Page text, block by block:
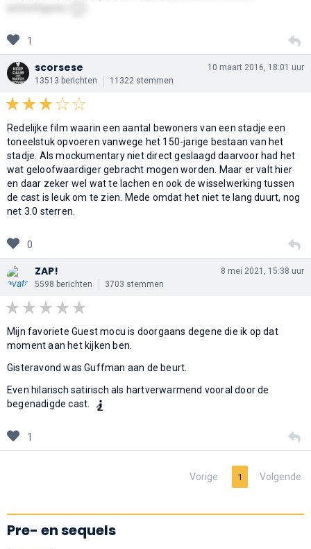
1
scorsese
13513 berichten 11322 stemmen
10 maart 2016, 18:01 uur
Redelijke film waarin een aantal bewoners van een stadje een
toneelstuk opvoeren vanwege het 150-jarige bestaan van het
stadje. Als mockumentary niet direct geslaagd daarvoor had het
wat geloofwaardiger gebracht mogen worden. Maar er valt hier
en daar zeker wel wat te lachen en ook de wisselwerking tussen
de cast is leuk om te zien. Mede omdat het niet te lang duurt, nog
net 3.0 sterren.
0
ZAP!
5598 berichten 3703 stemmen
8 mei 2021, 15:38 uur
Mijn favoriete Guest mocu is doorgaans degene die ik op dat
moment aan het kijken ben.
Gisteravond was Guffman aan de beurt.
Even hilarisch satirisch als hartverwarmend vooral door de
begenadigde cast.
🧎
1
Vorige 1 Volgende
Pre- en sequels